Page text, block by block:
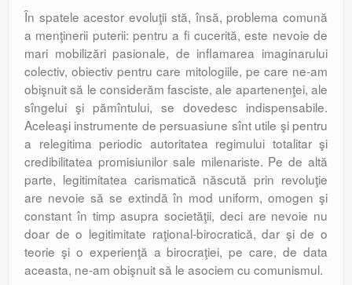
În spatele acestor evoluţii stă, însă, problema comună
a menţinerii puterii: pentru a fi cucerită, este nevoie de
mari mobilizări pasionale, de inflamarea imaginarului
colectiv, obiectiv pentru care mitologiile, pe care ne-am
obişnuit să le considerăm fasciste, ale apartenenţei, ale
sîngelui şi pămîntului, se dovedesc indispensabile.
Aceleaşi instrumente de persuasiune sînt utile şi pentru
a relegitima periodic autoritatea regimului totalitar şi
credibilitatea promisiunilor sale milenariste. Pe de altă
parte, legitimitatea carismatică născută prin revoluţie
are nevoie să se extindă în mod uniform, omogen şi
constant în timp asupra societăţii, deci are nevoie nu
doar de o legitimitate raţional-birocratică, dar şi de o
teorie şi o experienţă a birocraţiei, pe care, de data
aceasta, ne-am obişnuit să le asociem cu comunismul.